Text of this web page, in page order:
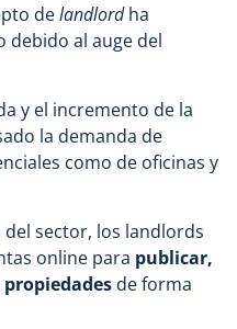
delandlordha
al auge del
y el incremento de la
la demanda de
como de oficinas y
sector, los landlords
online para publicar,
de forma